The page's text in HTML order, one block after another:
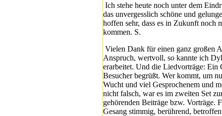
Ich stehe heute noch unter dem
das unvergesslich schöne und
hoffen sehr, dass es in Zukunft noch
kommen. S.
Vielen Dank für einen ganz großen
Anspruch, wertvoll, so kannte ich
erarbeitet. Und die Liedvorträge: Ein
Besucher begrüßt. Wer kommt, um
Wucht und viel Gesprochenem und
nicht falsch, war es im zweiten Set
gehörenden Beiträge bzw. Vorträge.
Gesang stimmig, berührend,